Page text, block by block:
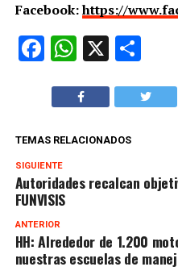
Facebook:https://
Facebook
WhatsApp
X
TEMAS RELACIONADOS
SIGUIENTE
Autoridades recalcan
FUNVISIS
ANTERIOR
HH: Alrededor de 1.200
nuestras escuelas de